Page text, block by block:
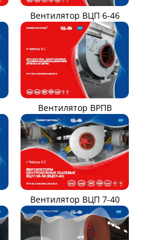
Вентилятор ВЦП 6-46
Вентилятор ВРПВ
Вентилятор ВЦП 7-40